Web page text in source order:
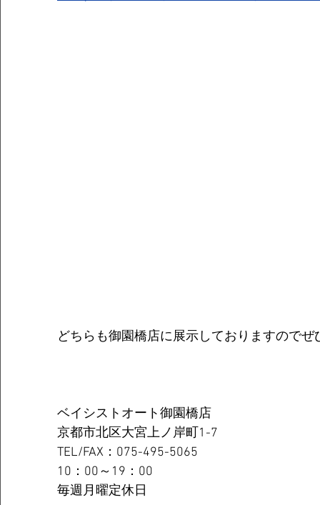
どちらも御園橋店に展示しておりますので
ベイシストオート御園橋店
京都市北区大宮上ノ岸町1-7
TEL/FAX：075-495-5065
10：00～19：00
毎週月曜定休日